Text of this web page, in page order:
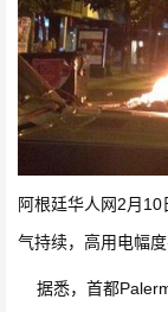
阿根廷华人网 2月 10
气持续，高用电幅
据悉，首都